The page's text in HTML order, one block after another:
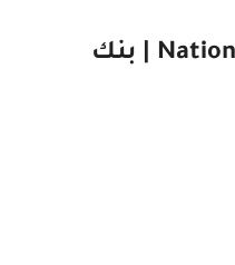
National Bank Of Abu Dhabi | بنك